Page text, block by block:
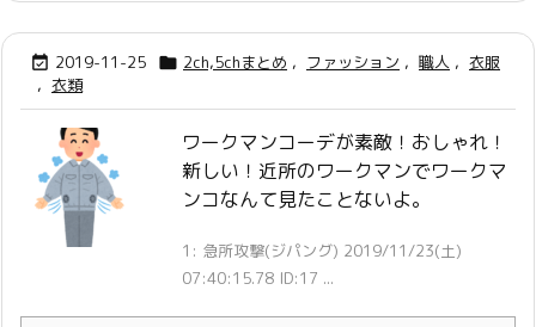
 2019-11-25  2ch,5chまとめ , ファッション , 職人 , 衣服
, 衣類
ワークマンコーデが素敵！おしゃれ！
新しい！近所のワークマンでワークマ
ンコなんて見たことないよ。
1: 急所攻撃(ジパング) 2019/11/23(土)
07:40:15.78 ID:17 ...